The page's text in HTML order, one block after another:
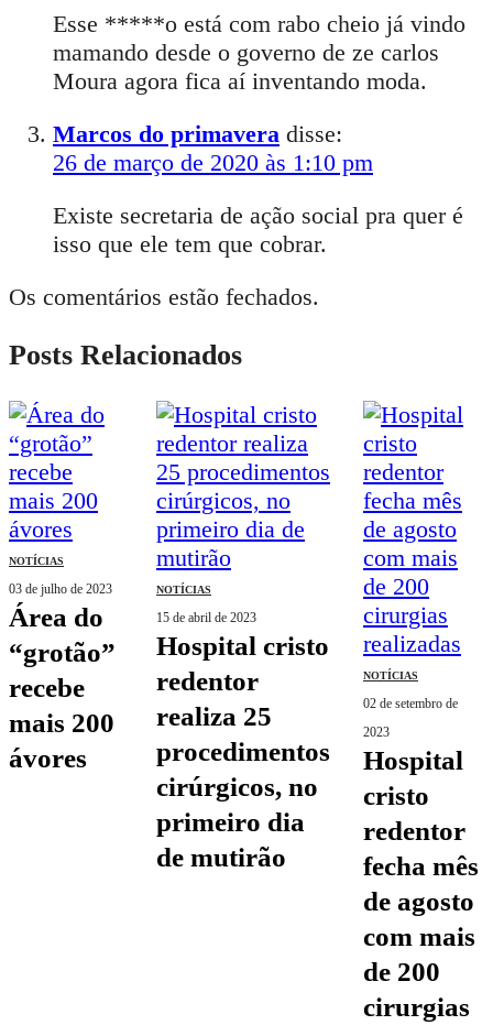
Esse *****o está com rabo cheio já vindo
mamando desde o governo de ze carlos
Moura agora fica aí inventando moda.
Marcos do primavera disse:
26 de março de 2020 às 1:10 pm
Existe secretaria de ação social pra quer é
isso que ele tem que cobrar.
Os comentários estão fechados.
Posts Relacionados
NOTÍCIAS
03 de julho de 2023
área do
“grotão”
recebe
mais 200
ávores
NOTÍCIAS
15 de abril de 2023
hospital cristo
redentor
realiza 25
procedimentos
cirúrgicos, no
primeiro dia
de mutirão
NOTÍCIAS
02 de setembro de
2023
hospital
cristo
redentor
fecha mês
de agosto
com mais
de 200
cirurgias